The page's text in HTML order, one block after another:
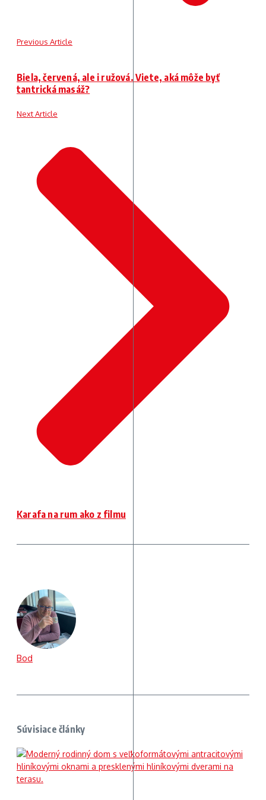
Previous Article
Biela, červená, ale i ružová. Viete, aká môže byť
tantrická masáž?
Next Article
Karafa na rum ako z filmu
Bod
Súvisiace články